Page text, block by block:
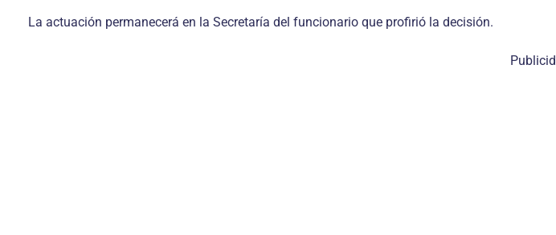
La actuación permanecerá en la Secretaría del funcionario que profirió la decisión.